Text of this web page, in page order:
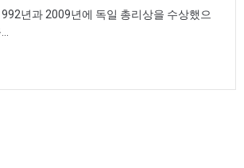
년과 2009년에 독일 총리상을 수상했으